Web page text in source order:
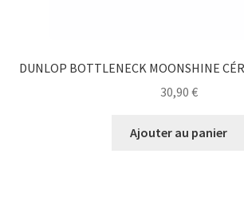
DUNLOP BOTTLENECK MOONSHINE
30,90 €
Ajouter au panier